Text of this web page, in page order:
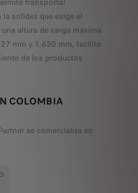
solidez que exige el
altura de carga máxima
mm y 1.630 mm, facilita
de los productos
COLOMBIA
se comercializa en